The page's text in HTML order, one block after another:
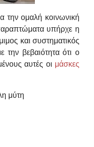
την ομαλή κοινωνική
υπήρχε η
και συστηματικός
βεβαιότητα ότι ο
αυτές οι μάσκες
μύτη